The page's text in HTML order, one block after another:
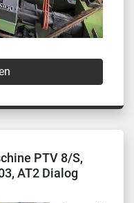
PTV 8/S,
AT2 Dialog